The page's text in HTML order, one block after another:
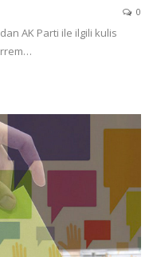
0
AK Parti ile ilgili kulis